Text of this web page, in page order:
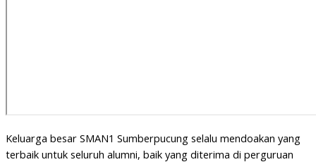
Keluarga besar SMAN1 Sumberpucung selalu mendoakan yang
terbaik untuk seluruh alumni, baik yang diterima di perguruan